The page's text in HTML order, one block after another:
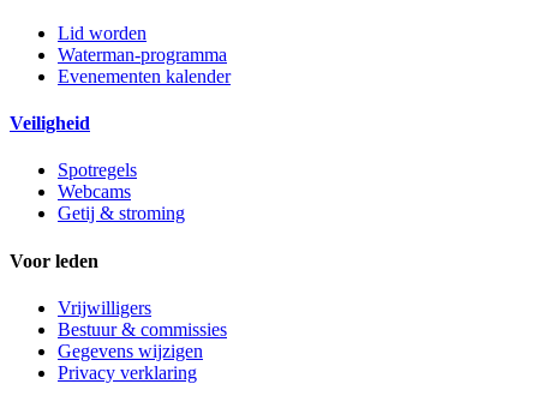
Lid worden
Waterman-programma
Evenementen kalender
Veiligheid
Spotregels
Webcams
Getij & stroming
Voor leden
Vrijwilligers
Bestuur & commissies
Gegevens wijzigen
Privacy verklaring